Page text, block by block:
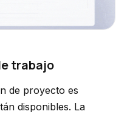
trabajo
de proyecto es
disponibles. La